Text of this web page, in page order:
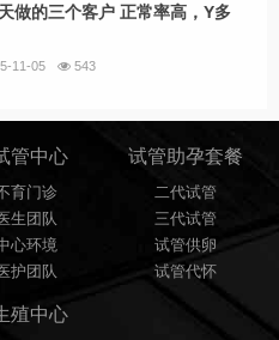
做的三个客户 正常率高，Y多
11-05
543
管中心
育门诊
生团队
心环境
护团队
试管助孕套餐
二代试管
三代试管
试管供卵
试管代怀
殖中心